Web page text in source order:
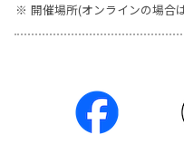
開催場所(オンラインの場合